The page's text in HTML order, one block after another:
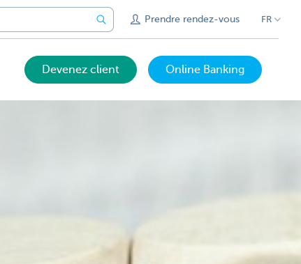
Prendre rendez-vous FR
Devenez client Online Banking